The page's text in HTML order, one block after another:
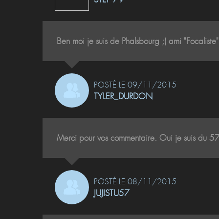
Ben moi je suis de Phalsbourg ;) ami
POSTÉ LE 09/11/2015
TYLER_DURDON
Merci pour vos commentaire. Oui je suis du
POSTÉ LE 08/11/2015
JUJISTU57